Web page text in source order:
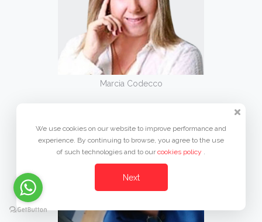
Marcia Codecco
We use cookies on our website to improve performance and
experience. By continuing to browse, you agree to the use
of such technologies and to ourcookies policy .
Next